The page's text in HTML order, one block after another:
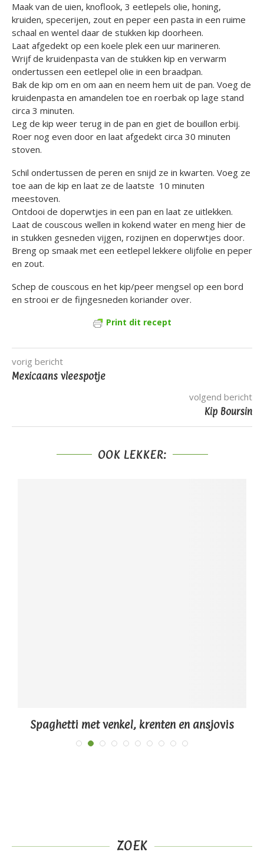
Maak van de uien, knoflook, 3 eetlepels olie, honing,
kruiden, specerijen, zout en peper een pasta in een ruime
schaal en wentel daar de stukken kip doorheen.
Laat afgedekt op een koele plek een uur marineren.
Wrijf de kruidenpasta van de stukken kip en verwarm
ondertussen een eetlepel olie in een braadpan.
Bak de kip om en om aan en neem hem uit de pan. Voeg de
kruidenpasta en amandelen toe en roerbak op lage stand
circa 3 minuten.
Leg de kip weer terug in de pan en giet de bouillon erbij.
Roer nog even door en laat afgedekt circa 30 minuten
stoven.
Schil ondertussen de peren en snijd ze in kwarten. Voeg ze
toe aan de kip en laat ze de laatste 10 minuten
meestoven.
Ontdooi de doperwtjes in een pan en laat ze uitlekken.
Laat de couscous wellen in kokend water en meng hier de
in stukken gesneden vijgen, rozijnen en doperwtjes door.
Breng op smaak met een eetlepel lekkere olijfolie en peper
en zout.
Schep de couscous en het kip/peer mengsel op een bord
en strooi er de fijngesneden koriander over.
Print dit recept
vorig bericht
Mexicaans vleespotje
volgend bericht
Kip Boursin
OOK LEKKER:
Spaghetti met venkel, krenten en ansjovis
ZOEK